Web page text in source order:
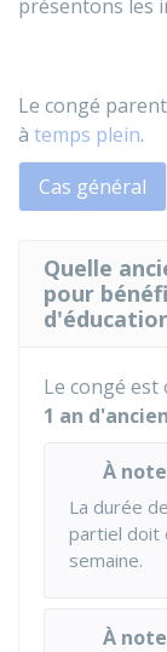
présentons les
Le congé
à temps plein.
Cas général
Quelle
pour
Le congé
1 an
À
La durée
partiel doit
semaine.
À